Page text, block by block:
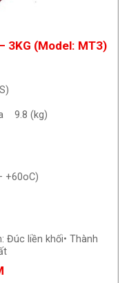
3KG (Model: MT3)
9.8 (kg)
+60oC)
Đúc liền khối• Thành